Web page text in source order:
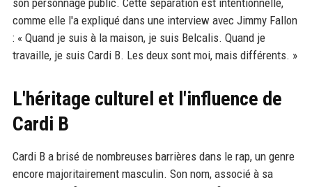
comme elle l'a expliqué dans une interview avec Jimmy Fallon
: « Quand je suis à la maison, je suis Belcalis. Quand je
travaille, je suis Cardi B. Les deux sont moi, mais différents. »
L'héritage culturel et l'influence de
Cardi B
Cardi B a brisé de nombreuses barrières dans le rap, un genre
encore majoritairement masculin. Son nom, associé à sa